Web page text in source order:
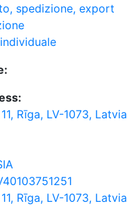
spedizione, export
Rīga, LV-1073, Latvia
Rīga, LV-1073, Latvia